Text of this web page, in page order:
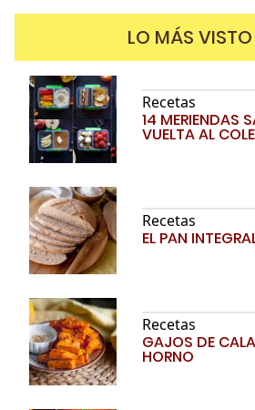
LO MÁS VISTO
Recetas
14 MERIENDAS
VUELTA AL COLE
Recetas
EL PAN
Recetas
GAJOS DE
HORNO